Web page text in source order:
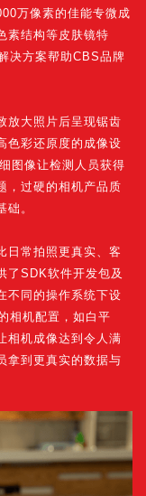
万像素的佳能专微成
素结构等皮肤镜特
决方案帮助CBS品牌
放大照片后呈现锯齿
色彩还原度的成像设
图像让检测人员获得
，过硬的相机产品质
。
日常拍照更真实、客
了SDK软件开发包及
不同的操作系统下设
相机配置，如白平
相机成像达到令人满
拿到更真实的数据与